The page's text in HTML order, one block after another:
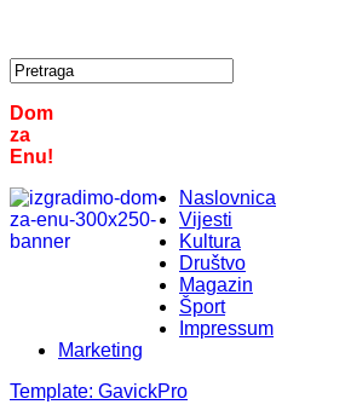
Dom
za
Enu!
Naslovnica
Vijesti
Kultura
Društvo
Magazin
Šport
Impressum
Marketing
Template: GavickPro